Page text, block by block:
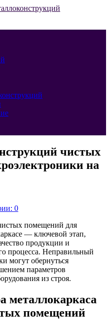
чистых
на
0
помещений для
— ключевой этап,
продукции и
процесса. Неправильный
могут обернуться
параметров
из строя.
металлокаркаса
помещений